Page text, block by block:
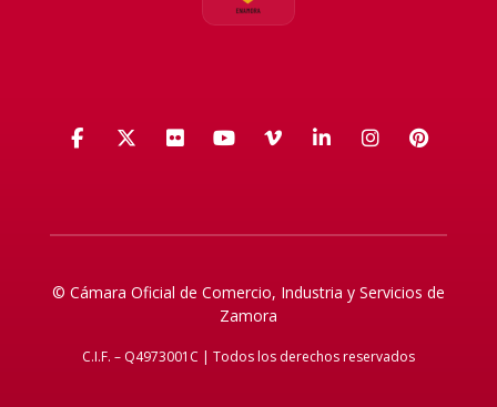
Facebook
X (Twitter)
FlickrYouTube
VimeoLinkedIn
© Cámara Oficial de Comercio, Industria y Servicios de
Zamora
C.I.F. – Q4973001C | Todos los derechos reservados